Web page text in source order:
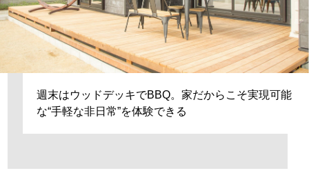
週末はウッドデッキでBBQ。家だからこそ実現可能
な“手軽な非日常”を体験できる